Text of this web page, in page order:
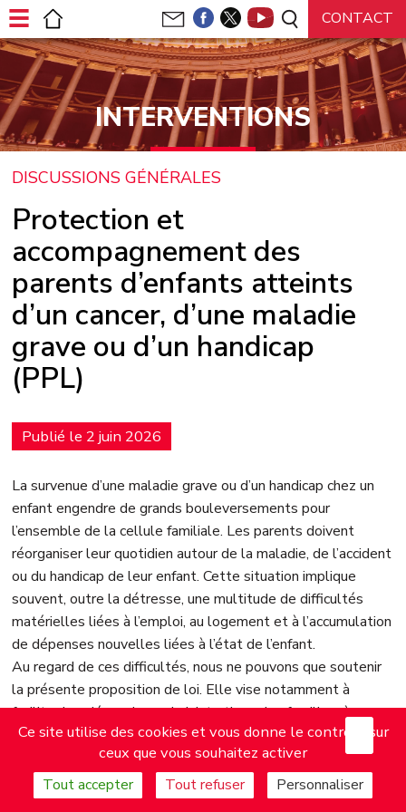
INTERVENTIONS
DISCUSSIONS GÉNÉRALES
Protection et
accompagnement des
parents d’enfants atteints
d’un cancer, d’une maladie
grave ou d’un handicap
(PPL)
Publié le 2 juin 2026
La survenue d’une maladie grave ou d’un handicap chez un
enfant engendre de grands bouleversements pour
l’ensemble de la cellule familiale. Les parents doivent
réorganiser leur quotidien autour de la maladie, de l’accident
ou du handicap de leur enfant. Cette situation implique
souvent, outre la détresse, une multitude de difficultés
matérielles liées à l’emploi, au logement et à l’accumulation
de dépenses nouvelles liées à l’état de l’enfant.
Au regard de ces difficultés, nous ne pouvons que soutenir
la présente proposition de loi. Elle vise notamment à
faciliter les démarches administratives des familles, à
sécuriser leur situation professionnelle et à mieux les
accompagner dans le parcours de soins de leur enfant.
Nous tenons à saluer le travail mené par le rapporteur avec
l’association Eva pour la vie et la fédération Grandir sans
Panneau de gestion des cookies
Ce site utilise des cookies et vous donne le contrôle sur
ceux que vous souhaitez activer
Tout accepter Tout refuser Personnaliser